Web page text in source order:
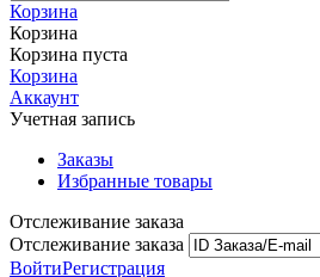
Корзина
Корзина
Корзина пуста
Корзина
Аккаунт
Учетная запись
Заказы
Избранные товары
Отслеживание заказа
Отслеживание заказа
ВойтиРегистрация